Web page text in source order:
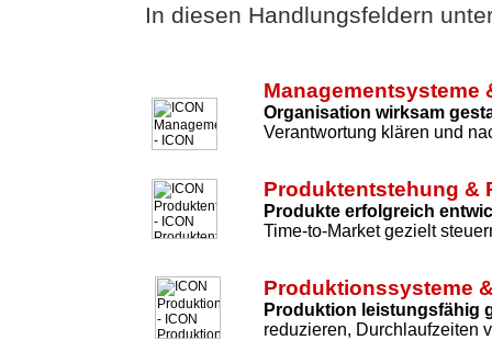
In diesen Handlungsfeldern
Managementsysteme
Organisation wirksam
Verantwortung klären und
Produktentstehung &
Produkte erfolgreich
Time-to-Market gezielt
Produktionssysteme
Produktion leistungsfähig
reduzieren, Durchlaufzeiten